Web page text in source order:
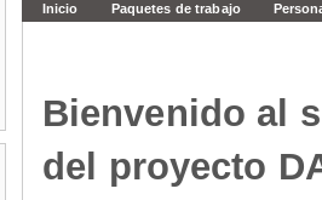
Inicio Paquetes de trabajo
Bienvenido al
del proyecto